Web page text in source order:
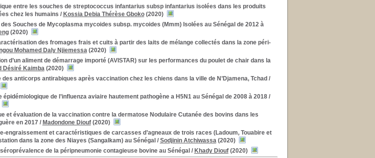
entre les souches de streptococcus infantarius subsp infantarius isolées dans les produits
chez les humains / Kossia Debia Thérèse Gboko(2020)
Souches de Mycoplasma mycoides subsp. mycoides (Mmm) Isolées au Sénégal de 2012 à
(2020)
des fromages frais et cuits à partir des laits de mélange collectés dans la zone péri-
Mohamed Daly Njiemessa(2020)
d’un aliment de démarrage importé (AVISTAR) sur les performances du poulet de chair dans la
Désiré Kaimba(2020)
anticorps antirabiques après vaccination chez les chiens dans la ville de N’Djamena, Tchad /
de l’influenza aviaire hautement pathogène a H5N1 au Sénégal de 2008 à 2018/
et évaluation de la vaccination contre la dermatose Nodulaire Cutanée des bovins dans les
en 2017/ Madondone Diouf(2020)
engraissement et caractéristiques de carcasses d’agneaux de trois races (Ladoum, Touabire et
dans la zone des Niayes (Sangalkam) au Sénégal / Sodjinin Atchiwassa(2020)
de la péripneumonie contagieuse bovine au Sénégal / Khady Diouf(2020)